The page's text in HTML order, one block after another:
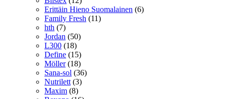
Erittäin Hieno Suomalainen (6)
Family Fresh (11)
hth (7)
Jordan (50)
L300 (18)
Define (15)
Möller (18)
Sana-sol (36)
Nutrilett (3)
Maxim (8)